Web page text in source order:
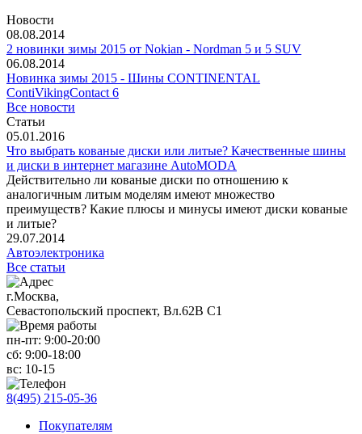
Новости
08.08.2014
2 новинки зимы 2015 от Nokian - Nordman 5 и 5 SUV
06.08.2014
Новинка зимы 2015 - Шины CONTINENTAL
ContiVikingContact 6
Все новости
Статьи
05.01.2016
Что выбрать кованые диски или литые? Качественные шины
и диски в интернет магазине AutoMODA
Действительно ли кованые диски по отношению к
аналогичным литым моделям имеют множество
преимуществ? Какие плюсы и минусы имеют диски кованые
и литые?
29.07.2014
Автоэлектроника
Все статьи
г.Москва,
Севастопольский проспект, Вл.62В С1
пн-пт: 9:00-20:00
сб: 9:00-18:00
вс: 10-15
8(495) 215-05-36
Покупателям